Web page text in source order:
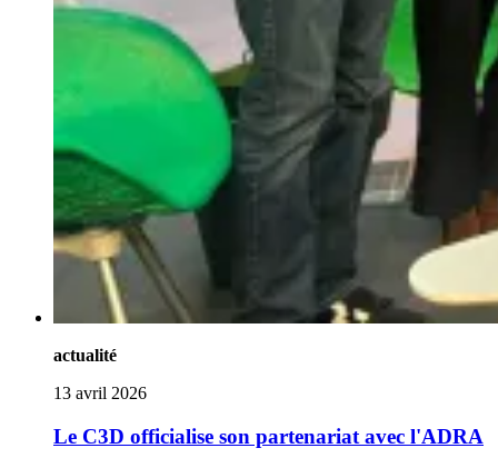
actualité
13 avril 2026
Le C3D officialise son partenariat avec l'ADRA